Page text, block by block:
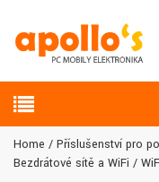
Home
Příslušenství pro
Bezdrátové sítě a WiFi